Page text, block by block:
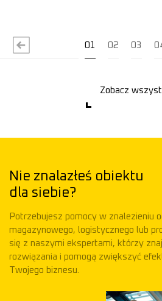
01 02 03
Zobacz
Nie znalazłeś obiektu
dla siebie?
Potrzebujesz pomocy w znalezieniu
magazynowego, logistycznego lub
się z naszymi ekspertami, którzy
rozwiązania i pomogą zwiększyć
Twojego biznesu.